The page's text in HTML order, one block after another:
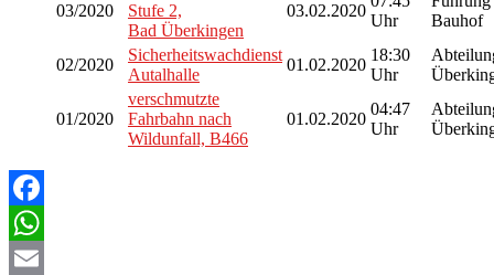
03/2020
Stufe 2,
Bad Überkingen
03.02.2020
Uhr
Bauhof
02/2020
Sicherheitswachdienst
Autalhalle
01.02.2020
18:30
Uhr
01/2020
verschmutzte
Fahrbahn nach
Wildunfall, B466
01.02.2020
04:47
Uhr
Facebook
WhatsApp